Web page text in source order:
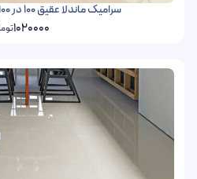
سرامیک ماندلا عقیق 100 در 100 پرسلان نانو پولیش
1020000تومان